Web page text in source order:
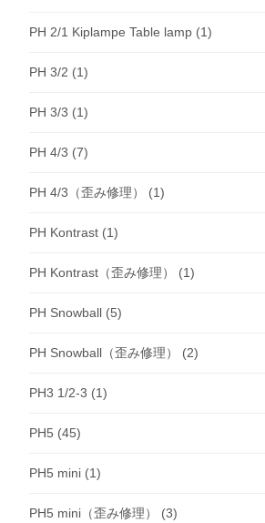
PH 2/1 Kiplampe Table lamp (1)
PH 3/2 (1)
PH 3/3 (1)
PH 4/3 (7)
PH 4/3（歪み修理） (1)
PH Kontrast (1)
PH Kontrast（歪み修理） (1)
PH Snowball (5)
PH Snowball（歪み修理） (2)
PH3 1/2-3 (1)
PH5 (45)
PH5 mini (1)
PH5 mini（歪み修理） (3)